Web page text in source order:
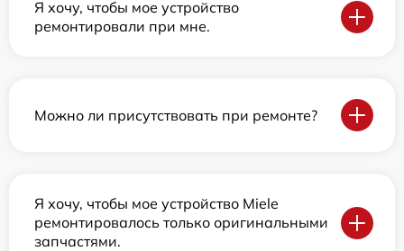
Я хочу, чтобы мое устройство
ремонтировали при мне.
Можно ли присутствовать при ремонте?
Я хочу, чтобы мое устройство Miele
ремонтировалось только оригинальными
запчастями.